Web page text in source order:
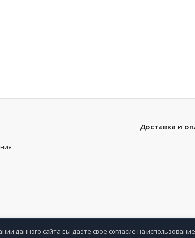
Доставка и
Избранное Сравнение
данного сайта вы даете свое согласие на